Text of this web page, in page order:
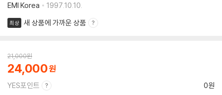
EMI Korea
1997.10.10.
최상 새 상품에 가까운 상품
21,000원
24,000
YES포인트 0원